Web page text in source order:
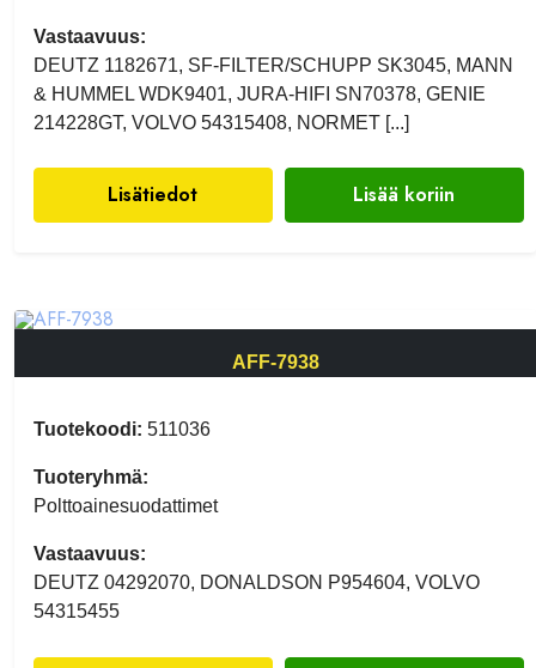
Vastaavuus:
DEUTZ 1182671, SF-FILTER/SCHUPP SK3045, MANN
& HUMMEL WDK9401, JURA-HIFI SN70378, GENIE
214228GT, VOLVO 54315408, NORMET [...]
Lisätiedot Lisää koriin
AFF-7938
Tuotekoodi: 511036
Tuoteryhmä:
Polttoainesuodattimet
Vastaavuus:
DEUTZ 04292070, DONALDSON P954604, VOLVO
54315455